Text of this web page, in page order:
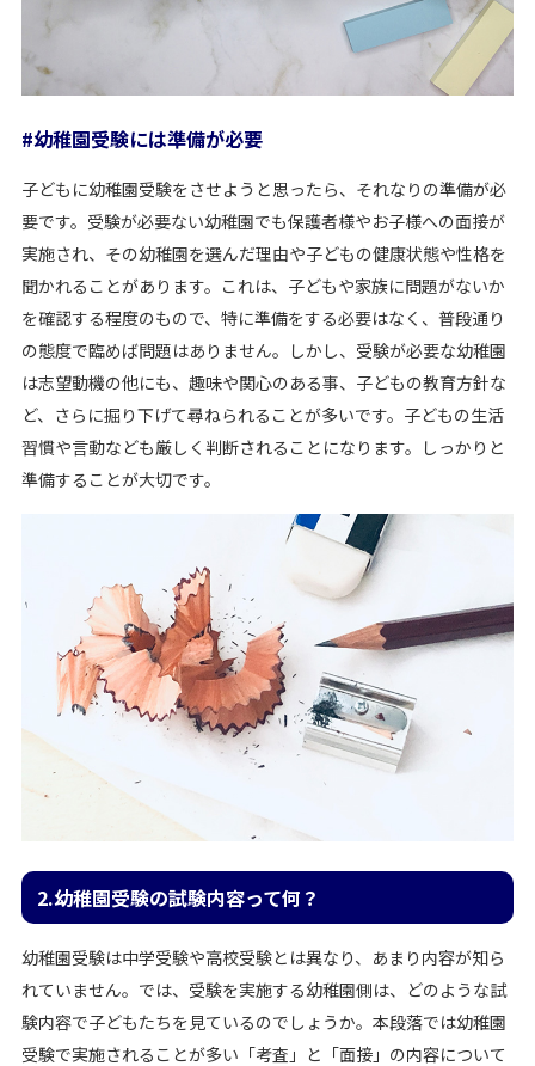
#幼稚園受験には準備が必要
子どもに幼稚園受験をさせようと思ったら、それなりの準備が必
要です。受験が必要ない幼稚園でも保護者様やお子様への面接が
実施され、その幼稚園を選んだ理由や子どもの健康状態や性格を
聞かれることがあります。これは、子どもや家族に問題がないか
を確認する程度のもので、特に準備をする必要はなく、普段通り
の態度で臨めば問題はありません。しかし、受験が必要な幼稚園
は志望動機の他にも、趣味や関心のある事、子どもの教育方針な
ど、さらに掘り下げて尋ねられることが多いです。子どもの生活
習慣や言動なども厳しく判断されることになります。しっかりと
準備することが大切です。
2.幼稚園受験の試験内容って何？
幼稚園受験は中学受験や高校受験とは異なり、あまり内容が知ら
れていません。では、受験を実施する幼稚園側は、どのような試
験内容で子どもたちを見ているのでしょうか。本段落では幼稚園
受験で実施されることが多い「考査」と「面接」の内容について